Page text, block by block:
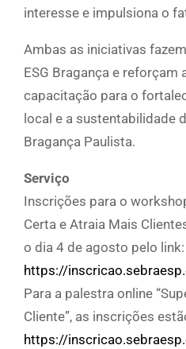
interesse e impulsiona o
Ambas as iniciativas
ESG Bragança e reforçam
capacitação para o
local e a sustentabilidade
Bragança Paulista.
Serviço
Inscrições para o
Certa e Atraia Mais
o dia 4 de agosto pelo link:
https://
Para a palestra online
Cliente”, as inscrições
https://